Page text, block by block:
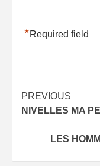
*Required field
Post
PREVIOUS
NIVELLES MA
LES